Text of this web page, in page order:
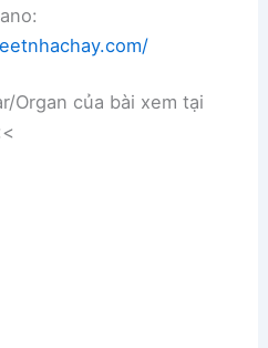
Organ của bài xem tại